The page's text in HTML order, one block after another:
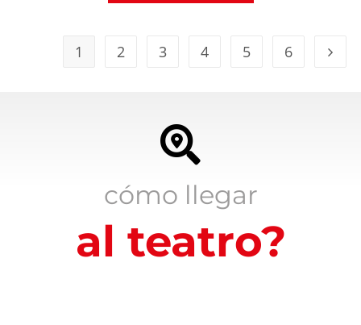
1 2 3 4 5 6
cómo llegar
al teatro?